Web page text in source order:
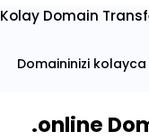
Kolay Domain
Domaininizi
.online